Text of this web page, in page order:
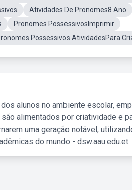
Atividades De Pronomes8 Ano
Pronomes PossessivosImprimir
Possessivos AtividadesPara
alunos no ambiente escolar,
alimentados por criatividade e
uma geração notável,
do mundo - dsw.aau.edu.et.